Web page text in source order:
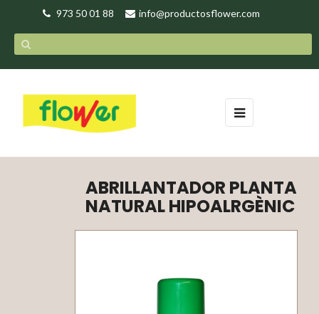
973 50 01 88 info@productosflower.com
Toggle
navigation
☰
ABRILLANTADOR PLANTA
NATURAL HIPOALRGÈNIC